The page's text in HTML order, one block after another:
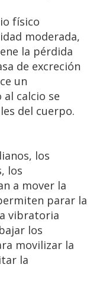
físico
moderada,
la pérdida
de excreción
un
calcio se
del cuerpo.
los
los
a mover la
parar la
vibratoria
los
movilizar la
la